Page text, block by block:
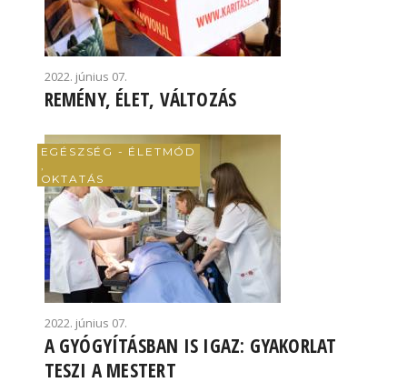
2022. június 07.
REMÉNY, ÉLET, VÁLTOZÁS
EGÉSZSÉG - ÉLETMÓD
,
OKTATÁS
2022. június 07.
A GYÓGYÍTÁSBAN IS IGAZ: GYAKORLAT
TESZI A MESTERT